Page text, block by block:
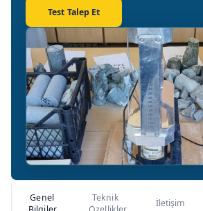
Test Talep Et
Genel
Teknik
İletişim